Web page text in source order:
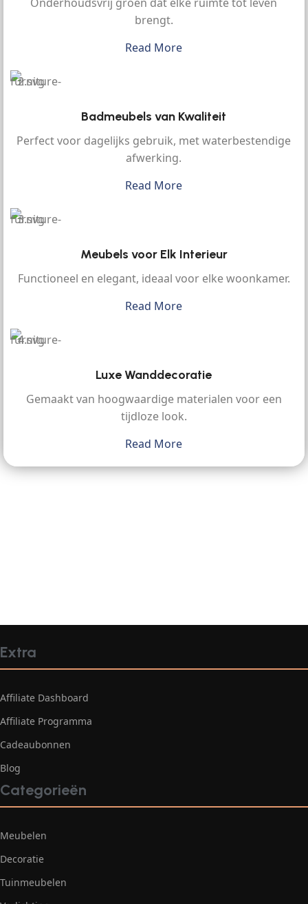
brengt.
Read More
Badmeubels van Kwaliteit
Perfect voor dagelijks gebruik, met waterbestendige
afwerking.
Read More
Meubels voor Elk Interieur
Functioneel en elegant, ideaal voor elke woonkamer.
Read More
Luxe Wanddecoratie
Gemaakt van hoogwaardige materialen voor een
tijdloze look.
Read More
Extra
Affiliate Dashboard
Affiliate Programma
Cadeaubonnen
Blog
Categorieën
Meubelen
Decoratie
Tuinmeubelen